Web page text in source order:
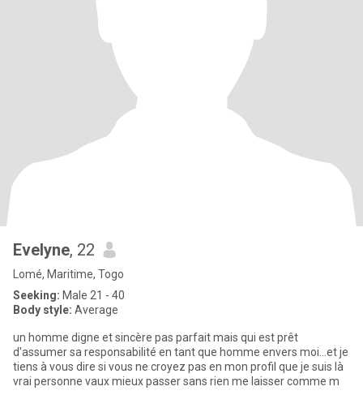
Evelyne, 22
Lomé, Maritime, Togo
Seeking: Male 21 - 40
Body style: Average
un homme digne et sincère pas parfait mais qui est prêt
d'assumer sa responsabilité en tant que homme envers moi...et je
tiens à vous dire si vous ne croyez pas en mon profil que je suis là
vrai personne vaux mieux passer sans rien me laisser comme m